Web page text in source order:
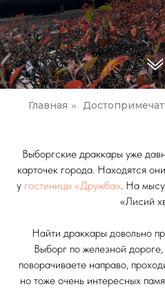
Главная »
Выборгские драккары уже
карточек города. Находятся
у гостиницы «Дружба». На
«Лисий
Найти драккары довольно
Выборг по железной
поворачиваете направо,
но тоже очень интересных